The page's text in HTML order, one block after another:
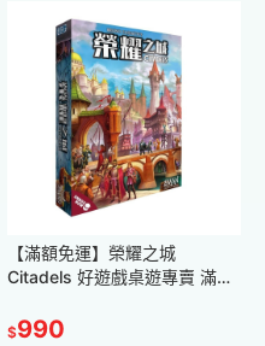
【滿額免運】榮耀之城
Citadels 好遊戲桌遊專賣 滿千
遊 繁體中文 教學影片
$990